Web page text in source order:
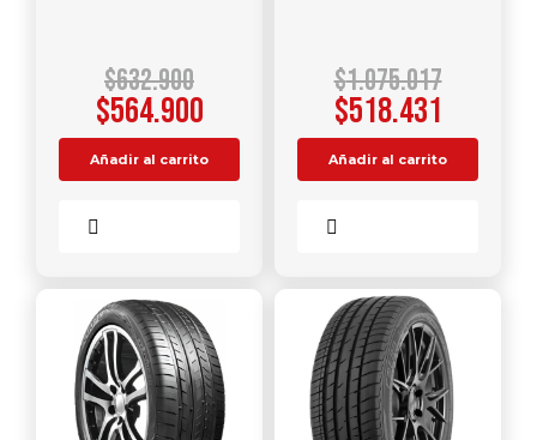
$632.900
$564.900
Añadir al carrito
$1.075.017
$518.431
Añadir al carrito